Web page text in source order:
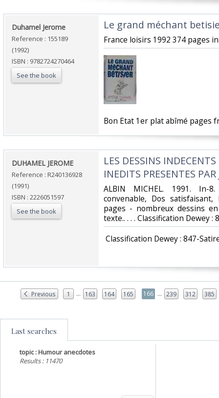
‎Duhamel Jerome‎
Reference : 155189
(1992)
ISBN : 9782724270464
See the book
‎Le grand méchant
‎France loisirs 1992 374 pages
‎Bon Etat 1er plat abîmé pages
‎DUHAMEL JEROME‎
Reference : R240136928
(1991)
ISBN : 2226051597
See the book
‎LES DESSINS
INEDITS PRESENTES
‎ALBIN MICHEL. 1991. In-
convenable, Dos
pages - nombreux dessins
texte.. . . . Classification Dewey
Classification Dewey : 847-
Previous 1 ... 163 164 165 166 ... 239 312 385
Last searches
topic : Humour anecdotes
Results : 11470